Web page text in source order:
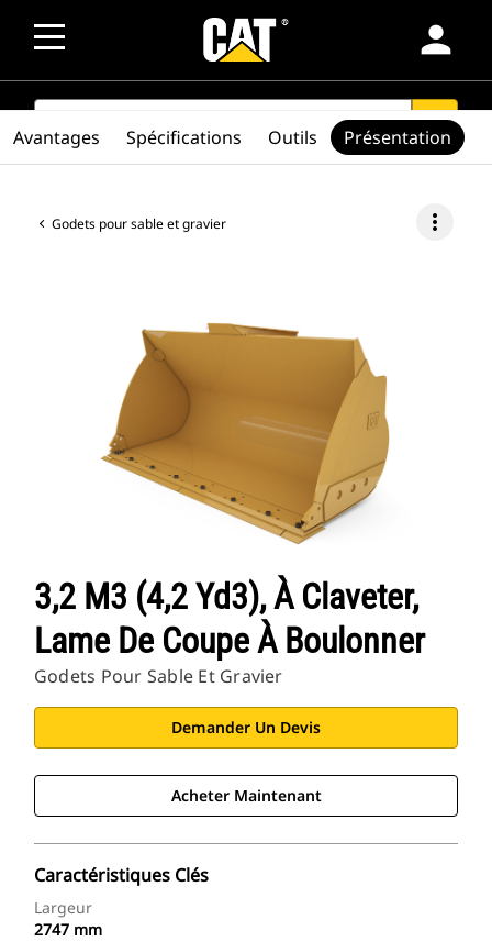
person
SEARCH search
Godets pour sable et gravier more_vert
3,2 M3 (4,2 Yd3), À Claveter,
Lame De Coupe À Boulonner
Godets Pour Sable Et Gravier
Demander Un Devis
Acheter Maintenant
Caractéristiques Clés
Largeur
2747 mm
Avantages Spécifications Outils Présentation